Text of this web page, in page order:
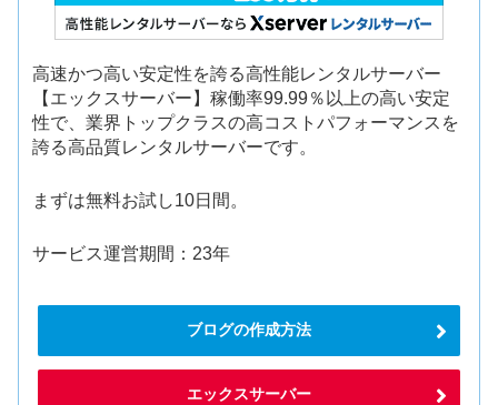
高速かつ高い安定性を誇る高性能レンタルサーバー
【エックスサーバー】稼働率99.99％以上の高い安定
性で、業界トップクラスの高コストパフォーマンスを
誇る高品質レンタルサーバーです。
まずは無料お試し10日間。
サービス運営期間：23年
ブログの作成方法
エックスサーバー